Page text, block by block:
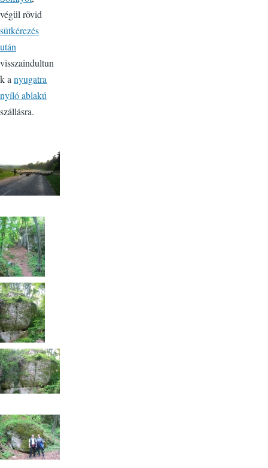
végül rövid
sütkérezés
után
visszaindultun
k anyugatra
nyíló ablakú
szállásra.